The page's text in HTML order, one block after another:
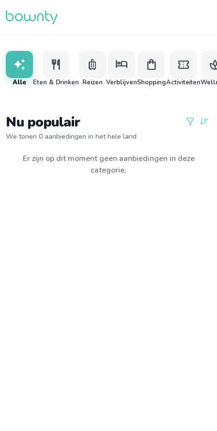
auto_awesome
Alle
restaurant
Eten & Drinken
luggage
Reizen
hotel
Verblijven
shopping_bag
Shopping
confirmation_number
Activiteiten
Nu populair
We tonen 0 aanbiedingen in het hele land
Er zijn op dit moment geen aanbiedingen in deze
categorie.